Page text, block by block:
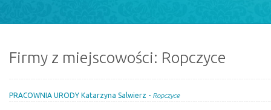
Firmy z miejscowości: Ropczyce
PRACOWNIA URODY Katarzyna Salwierz - Ropczyce